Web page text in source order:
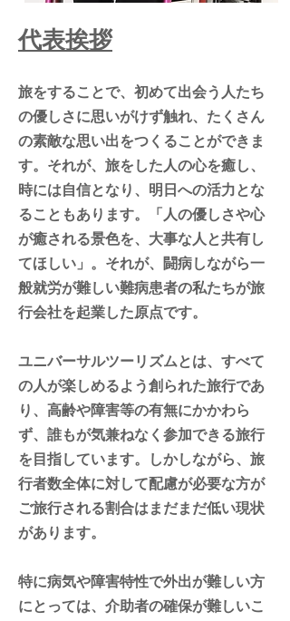
代表挨拶
旅をすることで、初めて出会う人たち
の優しさに思いがけず触れ、たくさん
の素敵な思い出をつくることができま
す。それが、旅をした人の心を癒し、
時には自信となり、明日への活力とな
ることもあります。「人の優しさや心
が癒される景色を、大事な人と共有し
てほしい」。それが、闘病しながら一
般就労が難しい難病患者の私たちが旅
行会社を起業した原点です。
ユニバーサルツーリズムとは、すべて
の人が楽しめるよう創られた旅行であ
り、高齢や障害等の有無にかかわら
ず、誰もが気兼ねなく参加できる旅行
を目指しています。しかしながら、旅
行者数全体に対して配慮が必要な方が
ご旅行される割合はまだまだ低い現状
があります。
特に病気や障害特性で外出が難しい方
にとっては、介助者の確保が難しいこ